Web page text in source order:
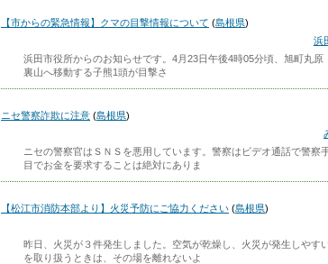
【市からの緊急情報】クマの目撃情報について (島根県)
浜
浜田市役所からのお知らせです。4月23日午後4時05分頃、旭町丸
裏山へ移動する子熊1頭が目撃さ
ニセ警察詐欺に注意 (島根県)
ニセの警察官はＳＮＳを悪用しています。警察はビデオ通話で警察
目でお金を要求することは絶対にありま
【松江市消防本部より】火災予防にご協力ください (島根県)
昨日、火災が３件発生しました。空気が乾燥し、火災が発生しやす
を取り扱うときは、その場を離れないよ